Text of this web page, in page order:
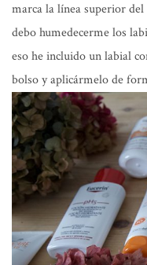
marca la línea superior
debo humedecerme los
eso he incluido un labial
bolso y aplicármelo de